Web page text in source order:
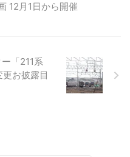
12月1日から開催
「211系
更お披露目